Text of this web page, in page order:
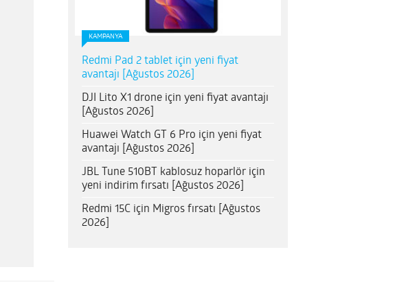
KAMPANYA
Redmi Pad 2 tablet için yeni fiyat
avantajı [Ağustos 2026]
DJI Lito X1 drone için yeni fiyat avantajı
[Ağustos 2026]
Huawei Watch GT 6 Pro için yeni fiyat
avantajı [Ağustos 2026]
JBL Tune 510BT kablosuz hoparlör için
yeni indirim fırsatı [Ağustos 2026]
Redmi 15C için Migros fırsatı [Ağustos
2026]